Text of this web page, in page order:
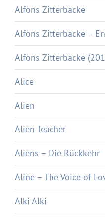
Alfons Zitterbacke
Alfons Zitterbacke –
Alfons Zitterbacke
Alice
Alien
Alien Teacher
Aliens – Die Rückkehr
Aline – The Voice of
Alki Alki